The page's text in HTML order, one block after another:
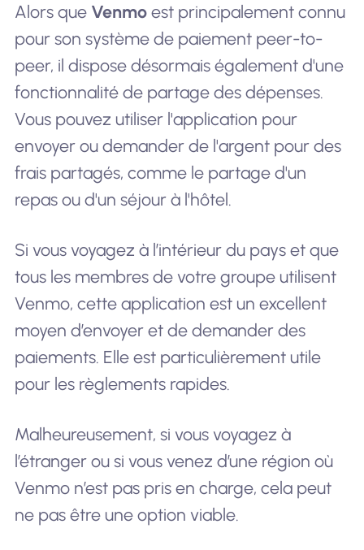
Alors que Venmoest principalement connu
pour son système de paiement peer-to-
peer, il dispose désormais également d'une
fonctionnalité de partage des dépenses.
Vous pouvez utiliser l'application pour
envoyer ou demander de l'argent pour des
frais partagés, comme le partage d'un
repas ou d'un séjour à l'hôtel.
Si vous voyagez à l’intérieur du pays et que
tous les membres de votre groupe utilisent
Venmo, cette application est un excellent
moyen d’envoyer et de demander des
paiements. Elle est particulièrement utile
pour les règlements rapides.
Malheureusement, si vous voyagez à
l’étranger ou si vous venez d’une région où
Venmo n’est pas pris en charge, cela peut
ne pas être une option viable.